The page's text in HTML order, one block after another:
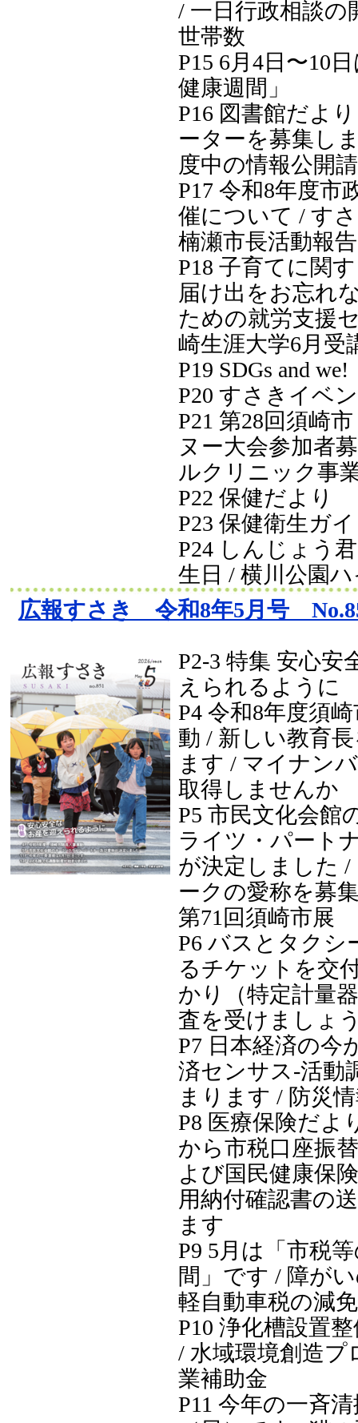
/ 一日行政相談の
世帯数
P15 6月4日〜10
健康週間」
P16 図書館だよ
ーターを募集し
度中の情報公開
P17 令和8年度市
催について / す
楠瀬市長活動報告
P18 子育てに関
届け出をお忘れ
ための就労支援
崎生涯大学6月受
P19 SDGs and we!
P20 すさきイベ
P21 第28回須崎
ヌー大会参加者
ルクリニック事
P22 保健だより
P23 保健衛生ガ
P24 しんじょう
生日 / 横川公園
広報すさき 令和8年5月号
P2-3 特集 安心安
えられるように
P4 令和8年度須
動 / 新しい教育
ます / マイナン
取得しませんか
P5 市民文化会館
ライツ・パート
が決定しました
ークの愛称を募
第71回須崎市展
P6 バスとタクシ
るチケットを交
かり（特定計量
査を受けましょ
P7 日本経済の今
済センサス‐活動
まります / 防災
P8 医療保険だよ
から市税口座振
よび国民健康保
用納付確認書の
ます
P9 5月は「市税
間」です / 障が
軽自動車税の減
P10 浄化槽設置
/ 水域環境創造プ
業補助金
P11 今年の一斉